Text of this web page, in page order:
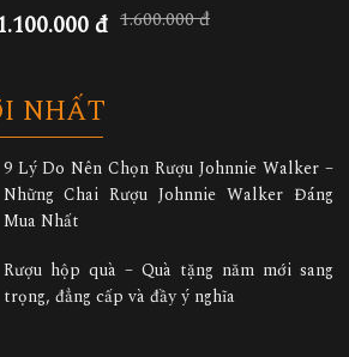
đ 1.600.000 đ
NHẤT
9 Lý Do Nên Chọn Rượu Johnnie Walker –
Những Chai Rượu Johnnie Walker Đáng
Mua Nhất
Rượu hộp quà – Quà tặng năm mới sang
trọng, đẳng cấp và đầy ý nghĩa